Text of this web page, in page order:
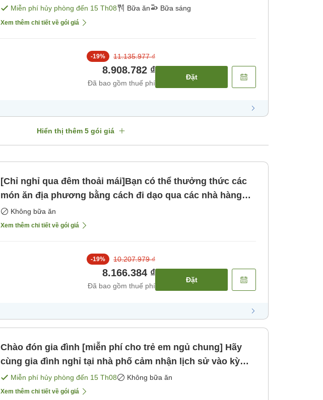
tại nhà cổ ở vùng đất Mikuni Minato, nơi lưu giữ văn hóa
thuyền Kitamaebune [Bữa sáng]
Miễn phí hủy phòng đến 15 Th08 Bữa ăn Bữa sáng
Xem thêm chi tiết về gói giá
-19% 11.135.977 ₫
8.908.782 ₫
Đã bao gồm thuế phí
Đặt
Hiển thị thêm 5 gói giá
[Chỉ nghỉ qua đêm thoải mái]Bạn có thể thưởng thức các
món ăn địa phương bằng cách đi dạo qua các nhà hàng
địa phương hoặc nấu ăn với nguyên liệu đặc trưng của
vùng tại bếp đơn giả [Không bao gồm bữa ăn]
Không bữa ăn
Xem thêm chi tiết về gói giá
-19% 10.207.979 ₫
8.166.384 ₫
Đã bao gồm thuế phí
Đặt
Chào đón gia đình [miễn phí cho trẻ em ngủ chung] Hãy
cùng gia đình nghỉ tại nhà phố cảm nhận lịch sử vào kỳ
nghỉ hè hoặc các ngày nghỉ lễ dài. Được trang bị đầy đủ
như bếp (ở khôn [Không bao gồm bữa ăn]
Miễn phí hủy phòng đến 15 Th08 Không bữa ăn
Xem thêm chi tiết về gói giá